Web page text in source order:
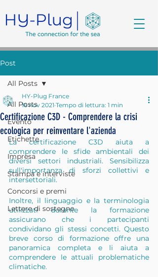
Post
All Posts
Evento
Etichette
Impresa
Stampa e interviste
Concorsi e premi
Lettere di sostegno
All Posts
Certificazione C3D - Comprendere la crisi
ecologica per reinventare l'azienda
HY-Plug France
16 nov 2021 Tempo di lettura: 1 min
La certificazione C3D aiuta a
comprendere le sfide ambientali dei
diversi settori industriali. Sensibilizza
sull'importanza di sforzi collettivi e
intersettoriali.
Inoltre, il linguaggio e la terminologia
utilizzati durante la formazione
assicurano che i partecipanti
condividano gli stessi concetti. Questo
breve corso di formazione offre una
panoramica completa e li aiuta a
comprendere le attuali problematiche
climatiche.